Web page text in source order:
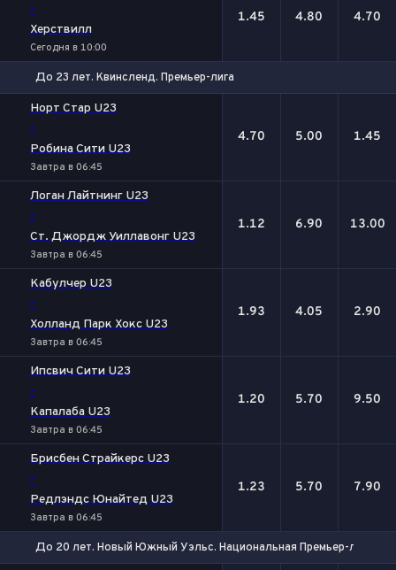
-
Херствилл
Сегодня в 10:00
1.45 4.80 4.70
До 23 лет. Квинсленд. Премьер-лига
Норт Стар U23
-
Робина Сити U23
Завтра в 06:45
4.70 5.00 1.45
Логан Лайтнинг U23
-
Ст. Джордж Уиллавонг U23
Завтра в 06:45
1.12 6.90 13.00
Кабулчер U23
-
Холланд Парк Хокс U23
Завтра в 06:45
1.93 4.05 2.90
Ипсвич Сити U23
-
Капалаба U23
Завтра в 06:45
1.20 5.70 9.50
Брисбен Страйкерс U23
-
Редлэндс Юнайтед U23
Завтра в 06:45
1.23 5.70 7.90
До 20 лет. Новый Южный Уэльс. Национальная Премьер-лига-2